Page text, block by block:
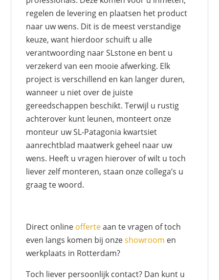
regelen de levering en plaatsen het product
naar uw wens. Dit is de meest verstandige
keuze, want hierdoor schuift u alle
verantwoording naar SLstone en bent u
verzekerd van een mooie afwerking. Elk
project is verschillend en kan langer duren,
wanneer u niet over de juiste
gereedschappen beschikt. Terwijl u rustig
achterover kunt leunen, monteert onze
monteur uw SL-Patagonia kwartsiet
aanrechtblad maatwerk geheel naar uw
wens. Heeft u vragen hierover of wilt u toch
liever zelf monteren, staan onze collega’s u
graag te woord.
Direct online offerteaan te vragen of toch
even langs komen bij onzeshowroom en
werkplaats in Rotterdam?
Toch liever persoonlijk contact? Dan kunt u